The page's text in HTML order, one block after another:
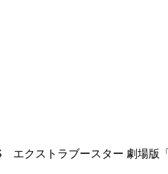
エクストラブースター 劇場版